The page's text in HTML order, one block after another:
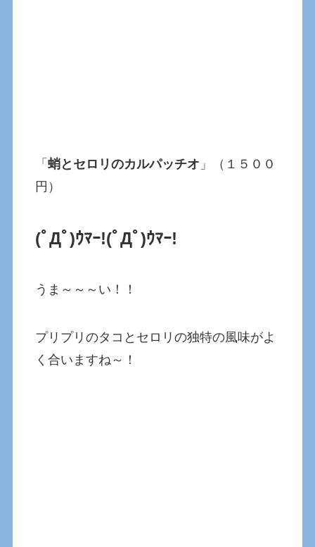
「蛸とセロリのカルパッチオ 」（１５００
円）
(ﾟДﾟ)ｳﾏｰ!(ﾟДﾟ)ｳﾏｰ!
うま～～～い！！
プリプリのタコとセロリの独特の風味がよ
く合いますね～！